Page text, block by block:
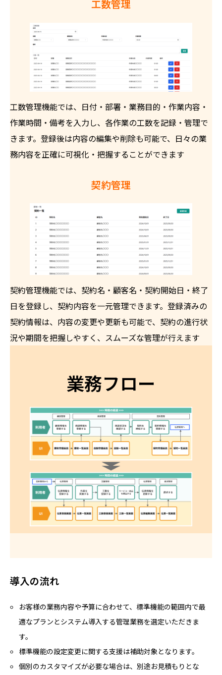
工数管理
工数管理機能では、日付・部署・業務目的・作業内容・
作業時間・備考を入力し、各作業の工数を記録・管理で
きます。登録後は内容の編集や削除も可能で、日々の業
務内容を正確に可視化・把握することができます
契約管理
契約管理機能では、契約名・顧客名・契約開始日・終了
日を登録し、契約内容を一元管理できます。登録済みの
契約情報は、内容の変更や更新も可能で、契約の進行状
況や期間を把握しやすく、スムーズな管理が行えます
業務フロー
導入の流れ
お客様の業務内容や予算に合わせて、標準機能の範囲内で最
適なプランとシステム導入する管理業務を選定いただきま
す。
標準機能の設定変更に関する支援は補助対象となります。
個別のカスタマイズが必要な場合は、別途お見積もりとな